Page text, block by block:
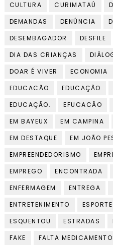
CULTURA
CURIMATAÚ
DEMANDAS
DENÚNCIA
DESEMBAGADOR
DESFILE
DIA DAS CRIANÇAS
DOAR É VIVER
ECONOMIA
EDUCACÃO
EDUCAÇÃO
EDUCAÇÃO.
EFUCACÃO
EM BAYEUX
EM CAMPINA
EM DESTAQUE
EM JOÃO
EMPREENDEDORISMO
EMPREGO
ENCONTRADA
ENFERMAGEM
ENTREGA
ENTRETENIMENTO
ESPORTE
ESQUENTOU
ESTRADAS
FAKE
FALTA